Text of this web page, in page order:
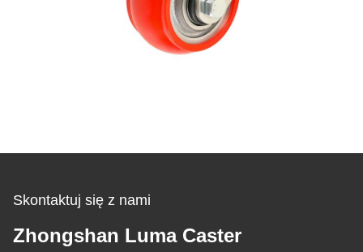
Skontaktuj się z nami
Zhongshan Luma Caster